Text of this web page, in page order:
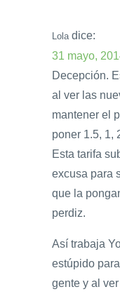
Lola dice:
31 mayo,
Decepción.
al ver las
mantener el
poner 1.5, 1,
Esta tarifa
excusa para
que la
perdiz.
Así trabaja
estúpido
gente y al